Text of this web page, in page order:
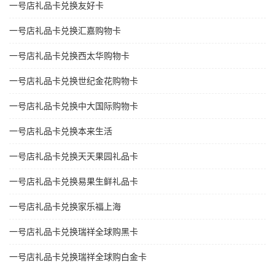
一号店礼品卡兑换友好卡
一号店礼品卡兑换汇嘉购物卡
一号店礼品卡兑换西太华购物卡
一号店礼品卡兑换世纪金花购物卡
一号店礼品卡兑换中大国际购物卡
一号店礼品卡兑换本来生活
一号店礼品卡兑换天天果园礼品卡
一号店礼品卡兑换易果生鲜礼品卡
一号店礼品卡兑换家乐福上海
一号店礼品卡兑换瑞祥全球购黑卡
一号店礼品卡兑换瑞祥全球购白金卡